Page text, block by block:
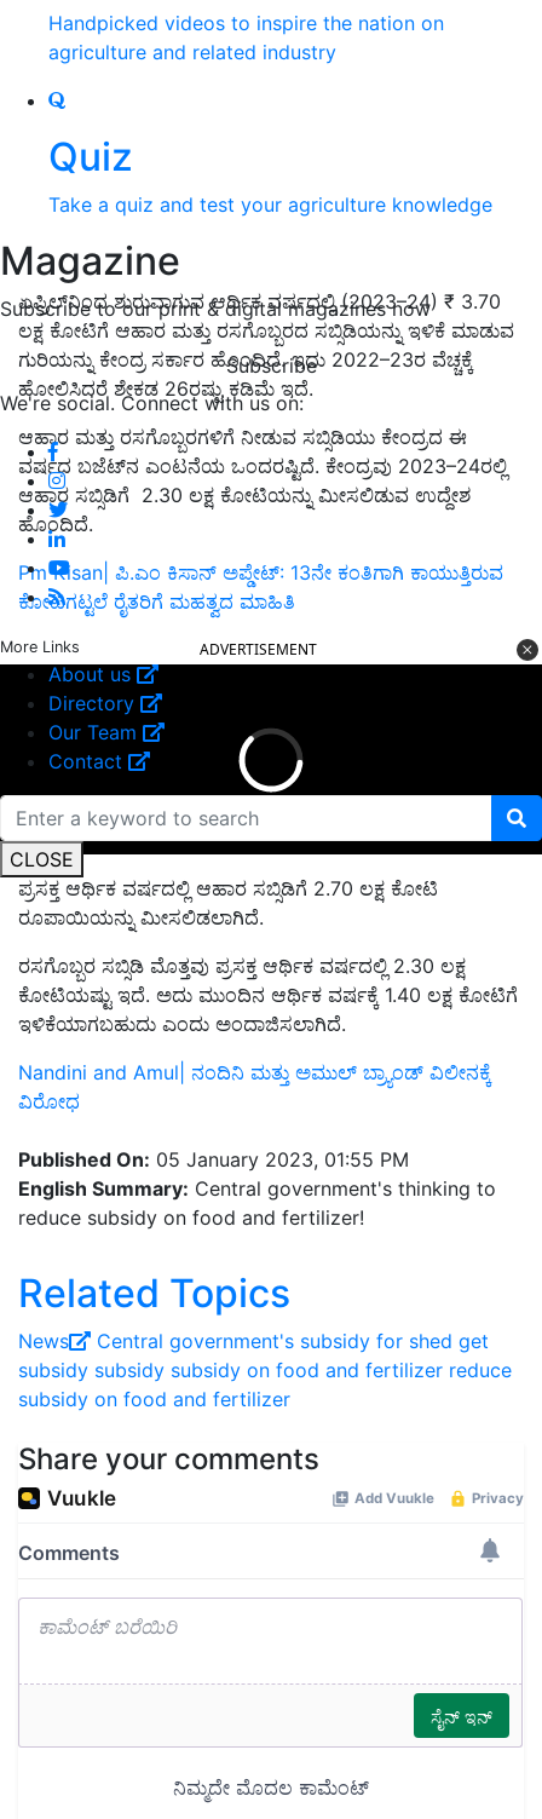
Handpicked videos to inspire the nation on
agriculture and related industry
Quiz
Take a quiz and test your agriculture knowledge
Magazine
Subscribe to our print & digital magazines now
Subscribe
We're social. Connect with us on:
More Links
About us
Directory
Our Team
Contact
CLOSE
ಏಪ್ರಿಲ್‌ನಿಂದ ಶುರುವಾಗುವ ಆರ್ಥಿಕ ವರ್ಷದಲ್ಲಿ (2023–24) ₹ 3.70
ಲಕ್ಷ ಕೋಟಿಗೆ ಆಹಾರ ಮತ್ತು ರಸಗೊಬ್ಬರದ ಸಬ್ಸಿಡಿಯನ್ನು ಇಳಿಕೆ ಮಾಡುವ
ಗುರಿಯನ್ನು ಕೇಂದ್ರ ಸರ್ಕಾರ ಹೊಂದಿದೆ. ಇದು 2022–23ರ ವೆಚ್ಚಕ್ಕೆ
ಹೋಲಿಸಿದರೆ ಶೇಕಡ 26ರಷ್ಟು ಕಡಿಮೆ ಇದೆ.
ಆಹಾರ ಮತ್ತು ರಸಗೊಬ್ಬರಗಳಿಗೆ ನೀಡುವ ಸಬ್ಸಿಡಿಯು ಕೇಂದ್ರದ ಈ
ವರ್ಷದ ಬಜೆಟ್‌ನ ಎಂಟನೆಯ ಒಂದರಷ್ಟಿದೆ. ಕೇಂದ್ರವು 2023–24ರಲ್ಲಿ
ಆಹಾರ ಸಬ್ಸಿಡಿಗೆ 2.30 ಲಕ್ಷ ಕೋಟಿಯನ್ನು ಮೀಸಲಿಡುವ ಉದ್ದೇಶ
ಹೊಂದಿದೆ.
Pm Kisan| ಪಿ.ಎಂ ಕಿಸಾನ್‌ ಅಪ್ಡೇಟ್‌: 13ನೇ ಕಂತಿಗಾಗಿ ಕಾಯುತ್ತಿರುವ
ಕೋಟಿಗಟ್ಟಲೆ ರೈತರಿಗೆ ಮಹತ್ವದ ಮಾಹಿತಿ
ADVERTISEMENT
ಪ್ರಸಕ್ತ ಆರ್ಥಿಕ ವರ್ಷದಲ್ಲಿ ಆಹಾರ ಸಬ್ಸಿಡಿಗೆ 2.70 ಲಕ್ಷ ಕೋಟಿ
ರೂಪಾಯಿಯನ್ನು ಮೀಸಲಿಡಲಾಗಿದೆ.
ರಸಗೊಬ್ಬರ ಸಬ್ಸಿಡಿ ಮೊತ್ತವು ಪ್ರಸಕ್ತ ಆರ್ಥಿಕ ವರ್ಷದಲ್ಲಿ 2.30 ಲಕ್ಷ
ಕೋಟಿಯಷ್ಟು ಇದೆ. ಅದು ಮುಂದಿನ ಆರ್ಥಿಕ ವರ್ಷಕ್ಕೆ 1.40 ಲಕ್ಷ ಕೋಟಿಗೆ
ಇಳಿಕೆಯಾಗಬಹುದು ಎಂದು ಅಂದಾಜಿಸಲಾಗಿದೆ.
Nandini and Amul| ನಂದಿನಿ ಮತ್ತು ಅಮುಲ್‌ ಬ್ರ್ಯಾಂಡ್‌ ವಿಲೀನಕ್ಕೆ
ವಿರೋಧ
Published On: 05 January 2023, 01:55 PM
English Summary: Central government's thinking to
reduce subsidy on food and fertilizer!
Related Topics
News Central government's subsidy for shed get
subsidy subsidy subsidy on food and fertilizer reduce
subsidy on food and fertilizer
Share your comments